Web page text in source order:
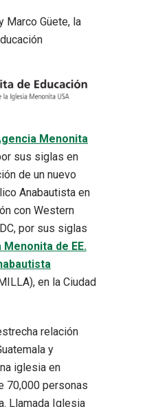
Marco Güete, la
Menonita
sus siglas en
de un nuevo
Anabautista en
con Western
por sus siglas
Menonita de EE.
en la Ciudad
relación
y
iglesia en
70,000 personas
Llamada Iglesia